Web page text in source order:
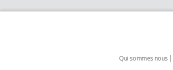
Qui sommes nous